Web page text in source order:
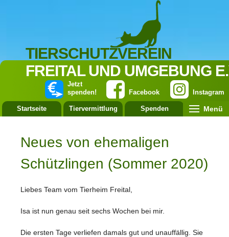
TIERSCHUTZVEREIN
FREITAL UND UMGEBUNG
Instagram
Facebook
Jetzt
spenden!
Startseite Tiervermittlung Spenden Menü
Neues von ehemaligen
Schützlingen (Sommer 2020)
Liebes Team vom Tierheim Freital,
Isa ist nun genau seit sechs Wochen bei mir.
Die ersten Tage verliefen damals gut und unauffällig. Sie